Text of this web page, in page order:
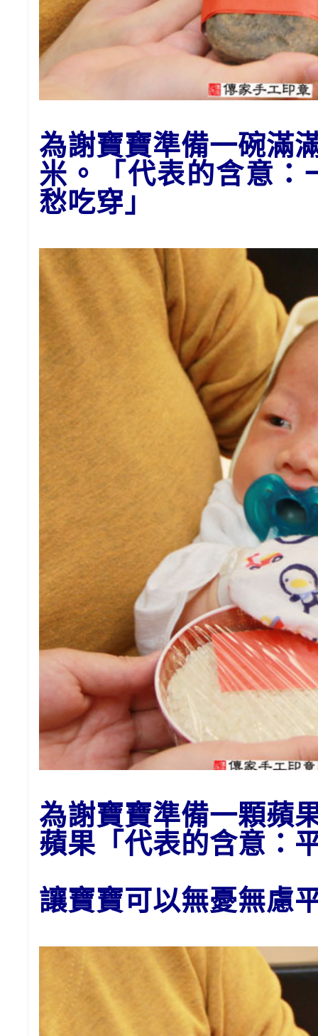
為謝寶寶準備一碗滿
米。「代表的含意：
愁吃穿」
為謝寶寶準備一顆蘋
蘋果「代表的含意：
讓寶寶可以無憂無慮